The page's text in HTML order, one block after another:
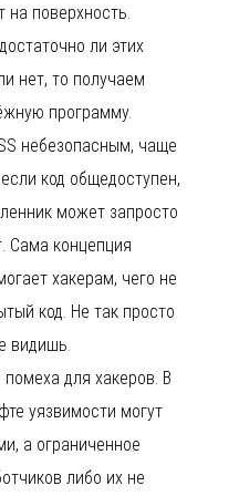
поверхность.
ли этих
нет, то получаем
программу.
небезопасным, чаще
код общедоступен,
может запросто
Сама концепция
хакерам, чего не
код. Не так просто
видишь.
помеха для хакеров. В
уязвимости могут
а ограниченное
либо их не